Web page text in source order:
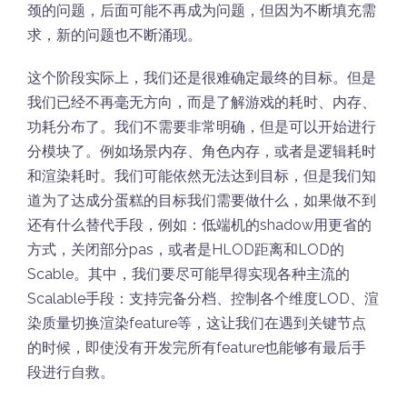
颈的问题，后面可能不再成为问题，但因为不断填充需
求，新的问题也不断涌现。
这个阶段实际上，我们还是很难确定最终的目标。但是
我们已经不再毫无方向，而是了解游戏的耗时、内存、
功耗分布了。我们不需要非常明确，但是可以开始进行
分模块了。例如场景内存、角色内存，或者是逻辑耗时
和渲染耗时。我们可能依然无法达到目标，但是我们知
道为了达成分蛋糕的目标我们需要做什么，如果做不到
还有什么替代手段，例如：低端机的shadow用更省的
方式，关闭部分pas，或者是HLOD距离和LOD的
Scable。其中，我们要尽可能早得实现各种主流的
Scalable手段：支持完备分档、控制各个维度LOD、渲
染质量切换渲染feature等，这让我们在遇到关键节点
的时候，即使没有开发完所有feature也能够有最后手
段进行自救。